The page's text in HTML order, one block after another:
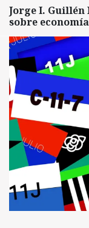
Jorge I.
sobre